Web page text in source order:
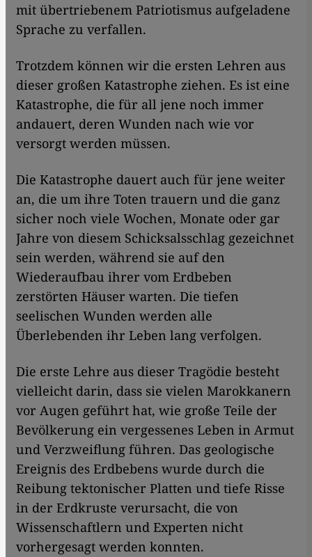
mit übertriebenem Patriotismus aufgeladene
Sprache zu verfallen.
Trotzdem können wir die ersten Lehren aus
dieser großen Katastrophe ziehen. Es ist eine
Katastrophe, die für all jene noch immer
andauert, deren Wunden nach wie vor
versorgt werden müssen.
Die Katastrophe dauert auch für jene weiter
an, die um ihre Toten trauern und die ganz
sicher noch viele Wochen, Monate oder gar
Jahre von diesem Schicksalsschlag gezeichnet
sein werden, während sie auf den
Wiederaufbau ihrer vom Erdbeben
zerstörten Häuser warten. Die tiefen
seelischen Wunden werden alle
Überlebenden ihr Leben lang verfolgen.
Die erste Lehre aus dieser Tragödie besteht
vielleicht darin, dass sie vielen Marokkanern
vor Augen geführt hat, wie große Teile der
Bevölkerung ein vergessenes Leben in Armut
und Verzweiflung führen. Das geologische
Ereignis des Erdbebens wurde durch die
Reibung tektonischer Platten und tiefe Risse
in der Erdkruste verursacht, die von
Wissenschaftlern und Experten nicht
vorhergesagt werden konnten.